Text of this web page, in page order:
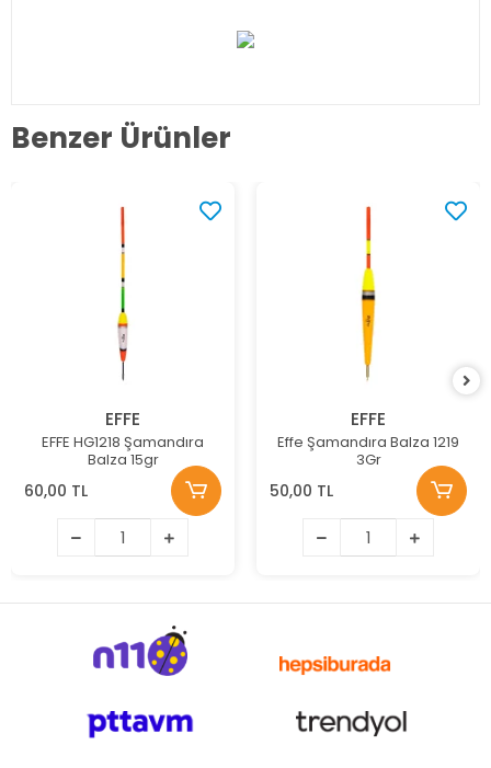
Benzer Ürünler
EFFE
EFFE HG1218 Şamandıra
Balza 15gr
60,00 TL
EFFE
Effe Şamandıra Balza 1219
3Gr
50,00 TL